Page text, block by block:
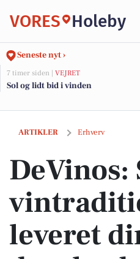
VORES Holeby
Seneste nyt ›
7 timer siden | VEJRET
Sol og lidt bid i vinden
ARTIKLER Erhverv
DeVinos: Spaniens
DeVinos:
leveret